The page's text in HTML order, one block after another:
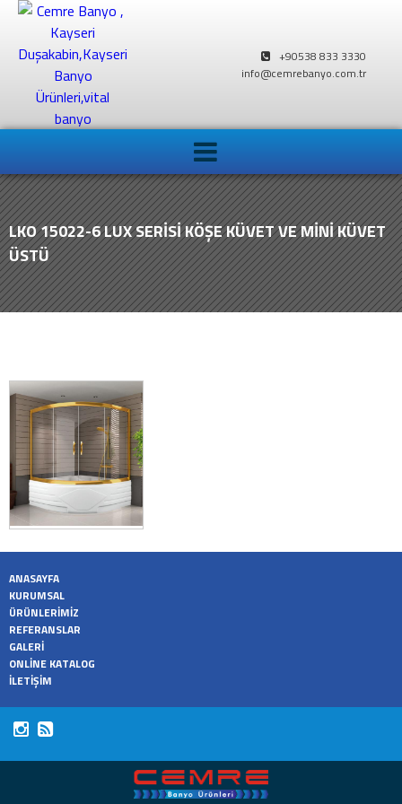
+90538 833 3330
info@cemrebanyo.com.tr
LKO 15022-6 LUX SERİSİ KÖŞE KÜVET VE MİNİ KÜVET
ÜSTÜ
ANASAYFA
KURUMSAL
ÜRÜNLERİMİZ
REFERANSLAR
GALERİ
ONLİNE KATALOG
İLETİŞİM